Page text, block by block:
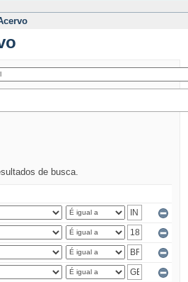
de busca.